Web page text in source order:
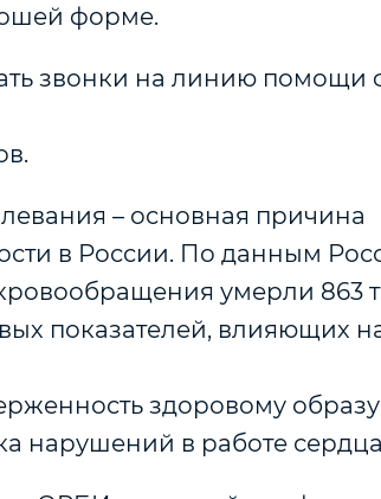
форме.
звонки на линию
– основная причина
в России. По данным
умерли 863
показателей, влияющих
здоровому
нарушений в работе